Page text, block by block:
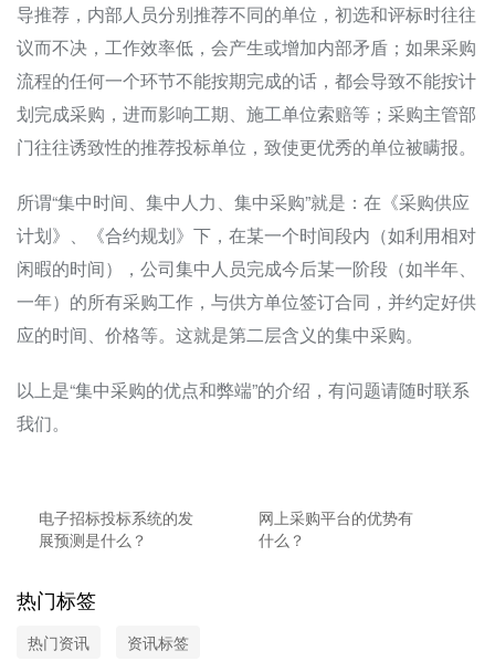
导推荐，内部人员分别推荐不同的单位，初选和评标时往往
议而不决，工作效率低，会产生或增加内部矛盾；如果采购
流程的任何一个环节不能按期完成的话，都会导致不能按计
划完成采购，进而影响工期、施工单位索赔等；采购主管部
门往往诱致性的推荐投标单位，致使更优秀的单位被瞒报。
所谓“集中时间、集中人力、集中采购”就是：在《采购供应
计划》、《合约规划》下，在某一个时间段内（如利用相对
闲暇的时间），公司集中人员完成今后某一阶段（如半年、
一年）的所有采购工作，与供方单位签订合同，并约定好供
应的时间、价格等。这就是第二层含义的集中采购。
以上是“集中采购的优点和弊端”的介绍，有问题请随时联系
我们。
电子招标投标系统的发
展预测是什么？
网上采购平台的优势有
什么？
热门标签
热门资讯 资讯标签